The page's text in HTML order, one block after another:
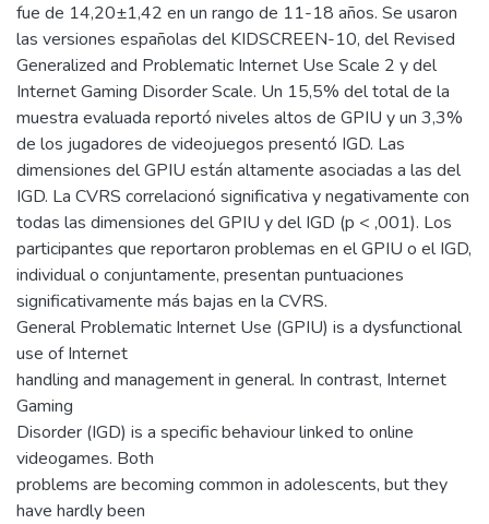
fue de 14,20±1,42 en un rango de 11-18 años. Se usaron
las versiones españolas del KIDSCREEN-10, del Revised
Generalized and Problematic Internet Use Scale 2 y del
Internet Gaming Disorder Scale. Un 15,5% del total de la
muestra evaluada reportó niveles altos de GPIU y un 3,3%
de los jugadores de videojuegos presentó IGD. Las
dimensiones del GPIU están altamente asociadas a las del
IGD. La CVRS correlacionó significativa y negativamente con
todas las dimensiones del GPIU y del IGD (p < ,001). Los
participantes que reportaron problemas en el GPIU o el IGD,
individual o conjuntamente, presentan puntuaciones
significativamente más bajas en la CVRS.
General Problematic Internet Use (GPIU) is a dysfunctional
use of Internet
handling and management in general. In contrast, Internet
Gaming
Disorder (IGD) is a specific behaviour linked to online
videogames. Both
problems are becoming common in adolescents, but they
have hardly been